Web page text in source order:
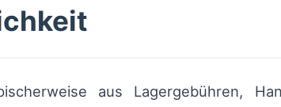
aus Lagergebühren,